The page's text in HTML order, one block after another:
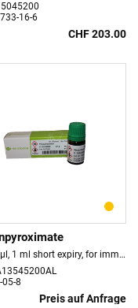
16-6
CHF 203.00
100 ng/µl, 1 ml short expiry, for immediate use only
05-8
Preis auf Anfrage